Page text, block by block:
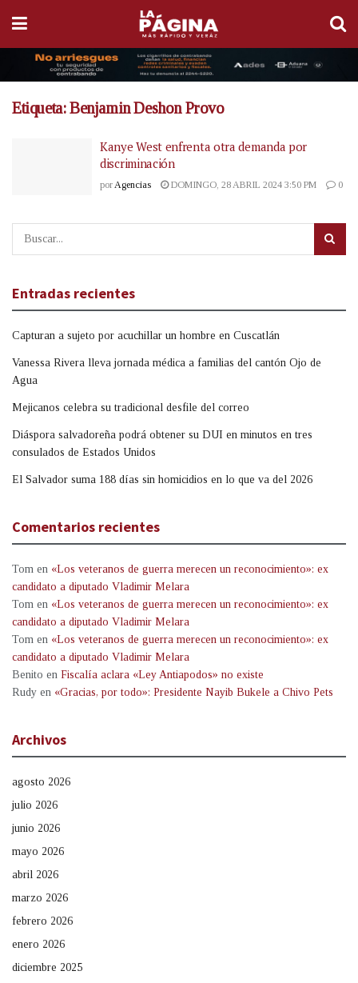
Etiqueta:Benjamin Deshon Provo
Kanye West enfrenta otra demanda por
discriminación
por Agencias DOMINGO, 28 ABRIL 2024 3:50 PM 0
Entradas recientes
Capturan a sujeto por acuchillar un hombre en Cuscatlán
Vanessa Rivera lleva jornada médica a familias del cantón Ojo de
Agua
Mejicanos celebra su tradicional desfile del correo
Diáspora salvadoreña podrá obtener su DUI en minutos en tres
consulados de Estados Unidos
El Salvador suma 188 días sin homicidios en lo que va del 2026
Comentarios recientes
Tom en «Los veteranos de guerra merecen un reconocimiento»: ex
candidato a diputado Vladimir Melara
Tom en «Los veteranos de guerra merecen un reconocimiento»: ex
candidato a diputado Vladimir Melara
Tom en «Los veteranos de guerra merecen un reconocimiento»: ex
candidato a diputado Vladimir Melara
Benito en Fiscalía aclara «Ley Antiapodos» no existe
Rudy en «Gracias, por todo»: Presidente Nayib Bukele a Chivo Pets
Archivos
agosto 2026
julio 2026
junio 2026
mayo 2026
abril 2026
marzo 2026
febrero 2026
enero 2026
diciembre 2025